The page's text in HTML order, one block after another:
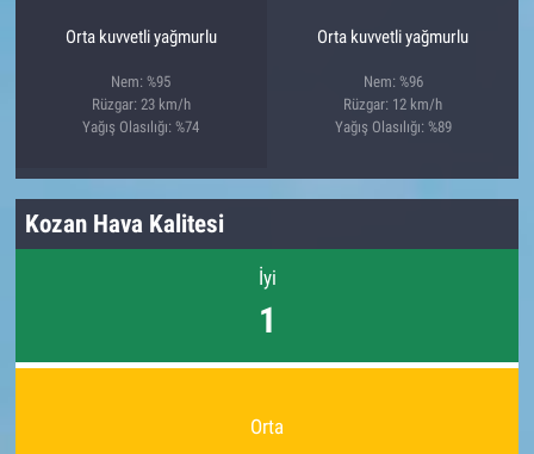
Orta kuvvetli yağmurlu
Nem: %95
Rüzgar: 23 km/h
Yağış Olasılığı: %74
Orta kuvvetli yağmurlu
Nem: %96
Rüzgar: 12 km/h
Yağış Olasılığı: %89
Kozan Hava Kalitesi
İyi
1
Orta